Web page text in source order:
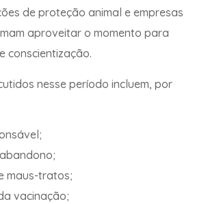
de proteção animal e empresas
aproveitar o momento para
conscientização.
nesse período incluem, por
maus-tratos;
vacinação;